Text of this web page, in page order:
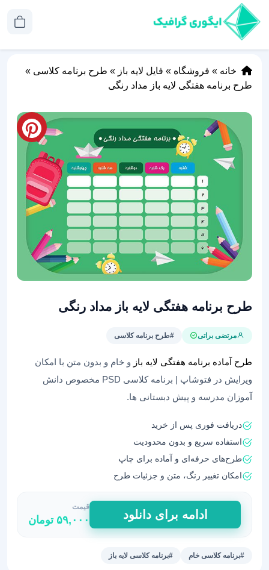
خانه » فروشگاه » فایل لایه باز » طرح برنامه کلاسی »
طرح برنامه هفتگی لایه باز مداد رنگی
طرح برنامه هفتگی لایه باز مداد رنگی
مرتضی براتی #طرح برنامه کلاسی
طرح آماده برنامه هفتگی لایه باز و خام و بدون متن با امکان
ویرایش در فتوشاپ | برنامه کلاسی PSD مخصوص دانش
آموزان مدرسه و پیش دبستانی ها.
دریافت فوری پس از خرید
استفاده سریع و بدون محدودیت
طرح‌های حرفه‌ای و آماده برای چاپ
امکان تغییر رنگ، متن و جزئیات طرح
طرح
برنامه
هفتگی
لایه
ادامه برای دانلود
قیمت
۵۹,۰۰۰ تومان
#برنامه کلاسی خام #برنامه کلاسی لایه باز